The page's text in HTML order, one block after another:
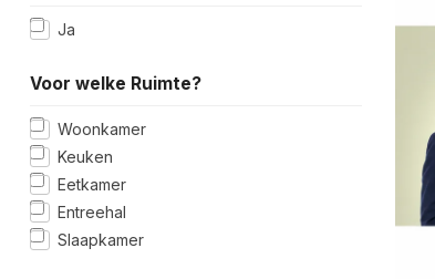
Ja
Voor welke Ruimte?
Woonkamer
Keuken
Eetkamer
Entreehal
Slaapkamer